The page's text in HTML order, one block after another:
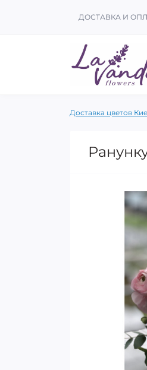
ДОСТАВКА И
Доставка цветов